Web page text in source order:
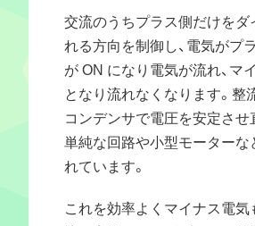
交流のうちプラス側だけを
れる方向を制御し、電気がプ
が ON になり電気が流れ、マ
となり流れなくなります。整
コンデンサで電圧を安定させ
単純な回路や小型モーターな
れています。
これを効率よくマイナス電